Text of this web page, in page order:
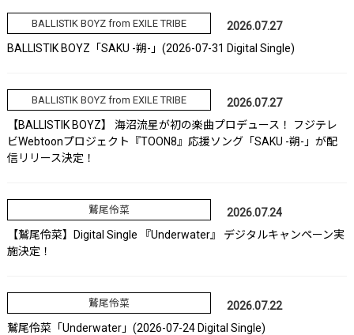
BALLISTIK BOYZ from EXILE TRIBE
2026.07.27
BALLISTIK BOYZ「SAKU -朔-」(2026-07-31 Digital Single)
BALLISTIK BOYZ from EXILE TRIBE
2026.07.27
【BALLISTIK BOYZ】 海沼流星が初の楽曲プロデュース！ フジテレ
ビWebtoonプロジェクト『TOON8』応援ソング「SAKU -朔-」が配
信リリース決定！
鷲尾伶菜
2026.07.24
【鷲尾伶菜】Digital Single 『Underwater』 デジタルキャンペーン実
施決定！
鷲尾伶菜
2026.07.22
鷲尾伶菜「Underwater」(2026-07-24 Digital Single)